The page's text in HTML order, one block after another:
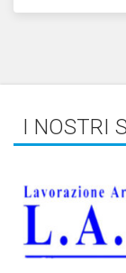
I NOSTRI